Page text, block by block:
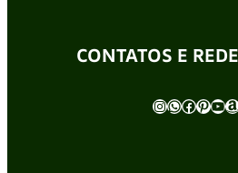
CONTATOS E
InstagramWhatsApp Facebook Pinterest Youtube Amazon